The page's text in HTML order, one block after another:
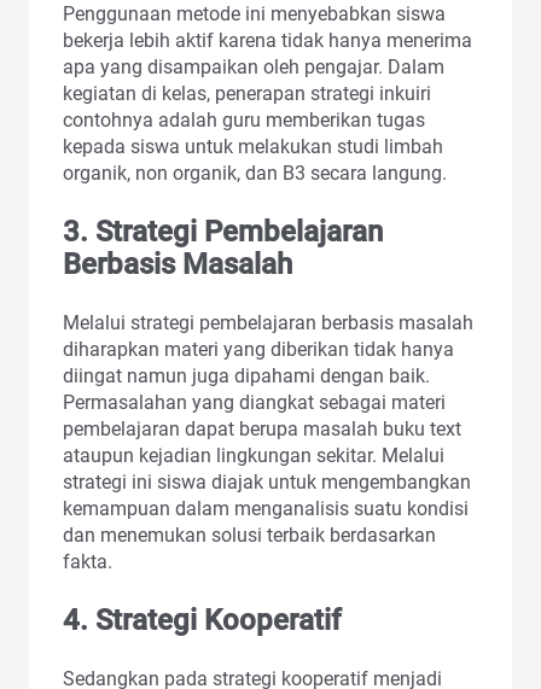
Penggunaan metode ini menyebabkan siswa
bekerja lebih aktif karena tidak hanya menerima
apa yang disampaikan oleh pengajar. Dalam
kegiatan di kelas, penerapan strategi inkuiri
contohnya adalah guru memberikan tugas
kepada siswa untuk melakukan studi limbah
organik, non organik, dan B3 secara langung.
3. Strategi Pembelajaran
Berbasis Masalah
Melalui strategi pembelajaran berbasis masalah
diharapkan materi yang diberikan tidak hanya
diingat namun juga dipahami dengan baik.
Permasalahan yang diangkat sebagai materi
pembelajaran dapat berupa masalah buku text
ataupun kejadian lingkungan sekitar. Melalui
strategi ini siswa diajak untuk mengembangkan
kemampuan dalam menganalisis suatu kondisi
dan menemukan solusi terbaik berdasarkan
fakta.
4. Strategi Kooperatif
Sedangkan pada strategi kooperatif menjadi